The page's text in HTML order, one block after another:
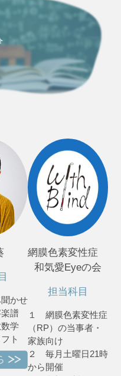
かせ
譜
学
ト
網膜色素変性症
和気愛Eyeの会
担当科目
１ 網膜色素変性症
（RP）の当事者・
家族向け
２ 毎月土曜日21時
から開催